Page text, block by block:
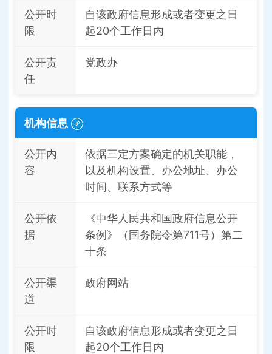
公开时
限
自该政府信息形成或者变更之日
起20个工作日内
公开责
任
党政办
机构信息
公开内
容
依据三定方案确定的机关职能，
以及机构设置、办公地址、办公
时间、联系方式等
公开依
据
《中华人民共和国政府信息公开
条例》（国务院令第711号）第二
十条
公开渠
道
政府网站
公开时
限
自该政府信息形成或者变更之日
起20个工作日内